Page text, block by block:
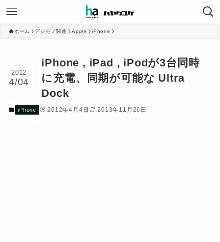
ホーム デジモノ関連 Apple iPhone
iPhone , iPad , iPodが3台同時
に充電、同期が可能な Ultra
Dock
2012
4/04
iPhone 2012年4月4日 2013年11月26日